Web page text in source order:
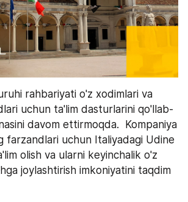
rahbariyati o'z xodimlari va
uchun ta'lim dasturlarini qo'llab-
davom ettirmoqda.  Kompaniya
farzandlari uchun Italiyadagi Udine
olish va ularni keyinchalik o'z
joylashtirish imkoniyatini taqdim